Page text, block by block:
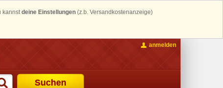
kannstdeine Einstellungen (z.b. Versandkostenanzeige)
Suchen
anmelden